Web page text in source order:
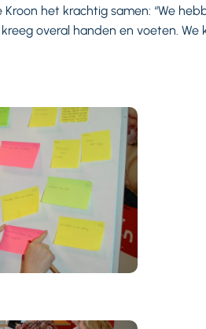
het krachtig samen: “We
kreeg overal handen en voeten.